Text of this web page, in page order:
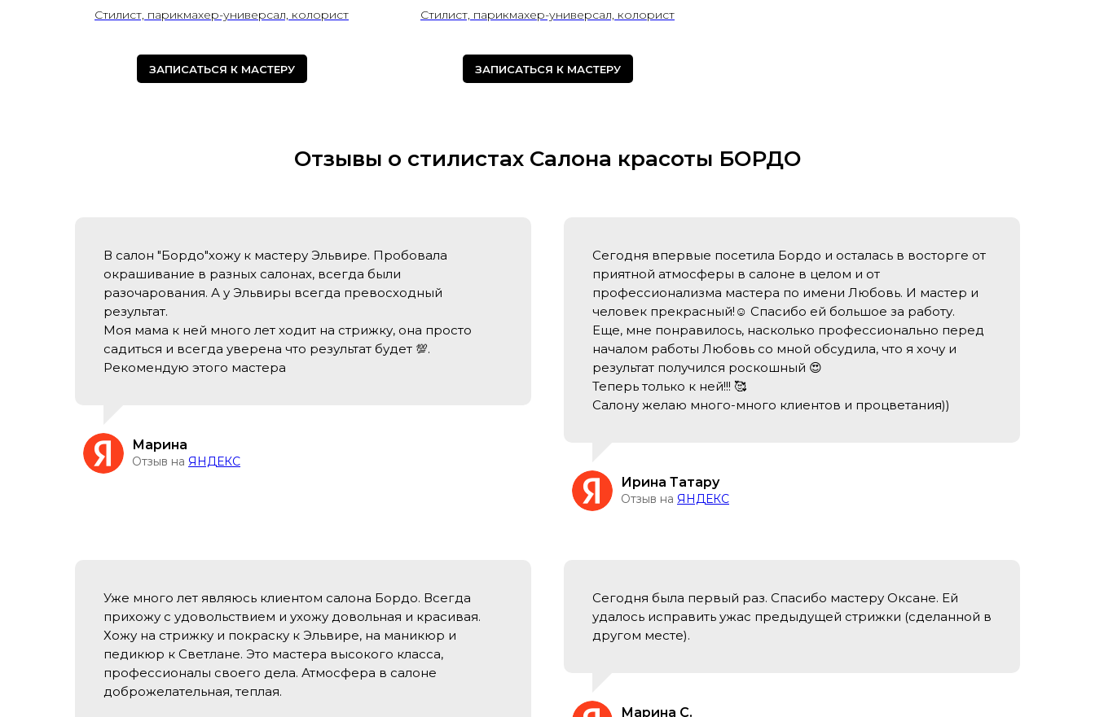
Стилист, парикмахер-универсал, колорист
ЗАПИСАТЬСЯ К МАСТЕРУ
Стилист, парикмахер-универсал, колорист
ЗАПИСАТЬСЯ К МАСТЕРУ
Отзывы о стилистах Салона красоты БОРДО
В салон "Бордо"хожу к мастеру Эльвире. Пробовала
окрашивание в разных салонах, всегда были
разочарования. А у Эльвиры всегда превосходный
результат.
Моя мама к ней много лет ходит на стрижку, она просто
садиться и всегда уверена что результат будет 💯.
Рекомендую этого мастера
Марина
Отзыв на ЯНДЕКС
Сегодня впервые посетила Бордо и осталась в восторге от
приятной атмосферы в салоне в целом и от
профессионализма мастера по имени Любовь. И мастер и
человек прекрасный!☺️ Спасибо ей большое за работу.
Еще, мне понравилось, насколько профессионально перед
началом работы Любовь со мной обсудила, что я хочу и
результат получился роскошный 😍
Теперь только к ней!!! 🥰
Салону желаю много-много клиентов и процветания))
Ирина Татару
Отзыв на ЯНДЕКС
Уже много лет являюсь клиентом салона Бордо. Всегда
прихожу с удовольствием и ухожу довольная и красивая.
Хожу на стрижку и покраску к Эльвире, на маникюр и
педикюр к Светлане. Это мастера высокого класса,
профессионалы своего дела. Атмосфера в салоне
доброжелательная, теплая.
Сегодня была первый раз. Спасибо мастеру Оксане. Ей
удалось исправить ужас предыдущей стрижки (сделанной в
другом месте).
Марина С.